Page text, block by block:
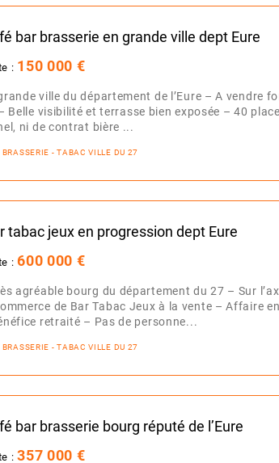
bar brasserie en grande ville dept Eure
: 150 000 €
ville du département de l’Eure – A vendre
Belle visibilité et terrasse bien exposée – 40
ni de contrat bière ...
- TABAC VILLE DU 27
tabac jeux en progression dept Eure
:600 000 €
agréable bourg du département du 27 – Sur
de Bar Tabac Jeux à la vente – Affaire
retraité – Pas de personne...
- TABAC VILLE DU 27
bar brasserie bourg réputé de l’Eure
:357 000 €